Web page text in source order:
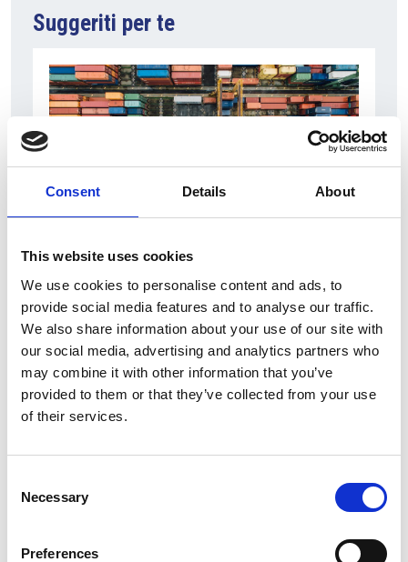
Consent Details About
This website uses cookies
We use cookies to personalise content and ads, to
provide social media features and to analyse our traffic.
We also share information about your use of our site with
our social media, advertising and analytics partners who
may combine it with other information that you’ve
provided to them or that they’ve collected from your use
of their services.
Selection
Necessary
Preferences
Suggeriti per te
6 Agosto 2026
L’interscambio Italia – Repubblica ha superato
nel primo semestre i dieci miliardi di euro
Interviste
Overview Economica
Repubblica Ceca